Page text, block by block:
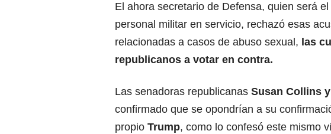
El ahora secretario de Defensa, quien será
personal militar en servicio, rechazó esas
relacionadas a casos de abuso sexual, las
republicanos a votar en contra.
Las senadoras republicanas Susan Collins
confirmado que se opondrían a su
propio Trump, como lo confesó este mismo